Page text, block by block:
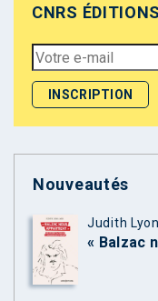
CNRS
Nouveautés
Judith
« Balzac